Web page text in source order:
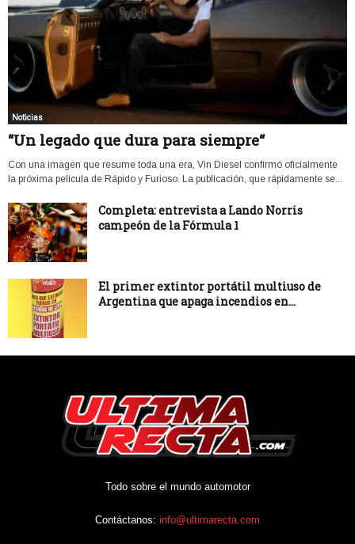
Noticias
“Un legado que dura para siempre“
Con una imagen que resume toda una era, Vin Diesel confirmó oficialmente
la próxima película de Rápido y Furioso. La publicación, que rápidamente se...
Completa: entrevista a Lando Norris
campeón de la Fórmula 1
El primer extintor portátil multiuso de
Argentina que apaga incendios en...
Todo sobre el mundo automotor
Contáctanos: info@ultimarecta.com